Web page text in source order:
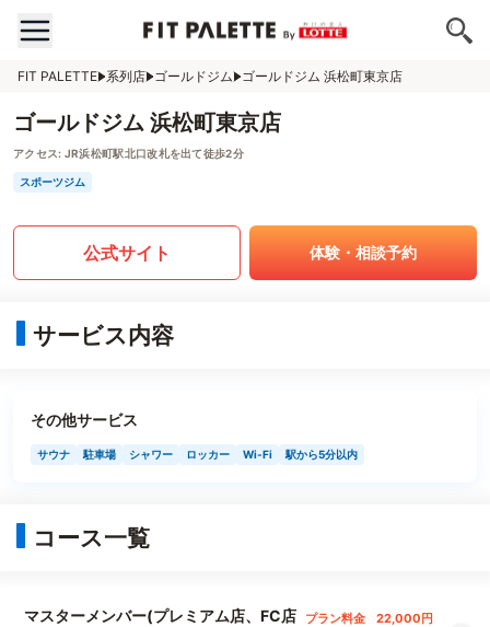
FIT PALETTE 系列店 ゴールドジム ゴールドジム 浜松町東京店
ゴールドジム 浜松町東京店
アクセス: JR浜松町駅北口改札を出て徒歩2分
スポーツジム
公式サイト 体験・相談予約
サービス内容
その他サービス
サウナ 駐車場 シャワー ロッカー Wi-Fi 駅から5分以内
コース一覧
マスターメンバー(プレミアム店、FC店
プラン料金 22,000円